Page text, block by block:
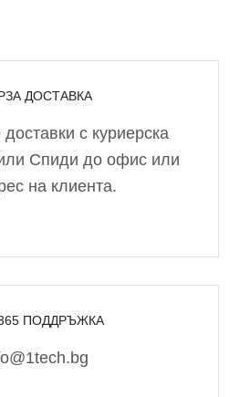
ДОСТАВКА
с куриерска
Спиди до офис или
на клиента.
ПОДДРЪЖКА